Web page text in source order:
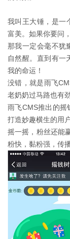
我叫王大锤，是一
富美。如果你要问
那我一定会毫不犹
自然醒。直到有一
我的命运！
没错，就是雨飞
老奶奶过马路也有劲
雨飞CMS推出的摇
打造妙趣横生的用
摇一摇，粉丝还能
粉快，黏粉强，传